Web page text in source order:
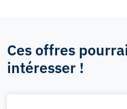
Ces offres
intéresser !